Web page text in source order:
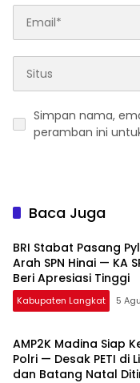
Simpan nama,
peramban ini
Baca Juga
BRI Stabat Pasang
Arah SPN Hinai — KA
Beri Apresiasi Tinggi
Kabupaten Langkat 5
AMP2K Madina Siap
Polri — Desak PETI di
dan Batang Natal